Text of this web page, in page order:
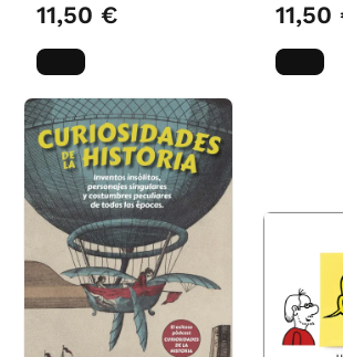
11,50 € 11,50